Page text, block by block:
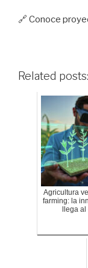
🔗 Conoce
Related posts:
Agricultura
farming: la
llega al